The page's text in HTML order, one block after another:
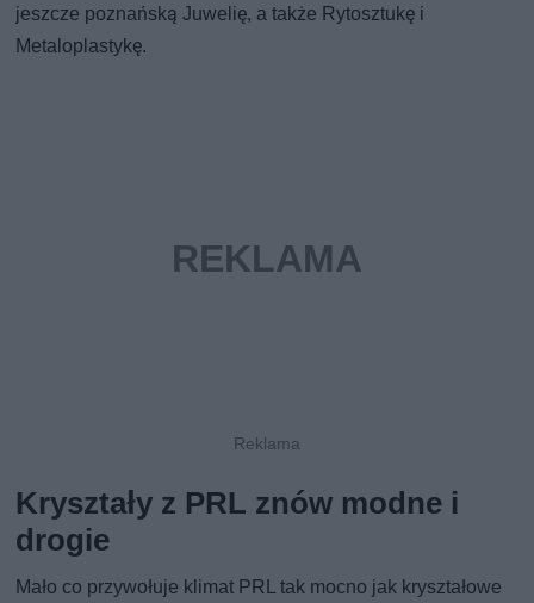
jeszcze poznańską Juwelię, a także Rytosztukę i
Metaloplastykę.
Kryształy z PRL znów modne i
drogie
Mało co przywołuje klimat PRL tak mocno jak kryształowe